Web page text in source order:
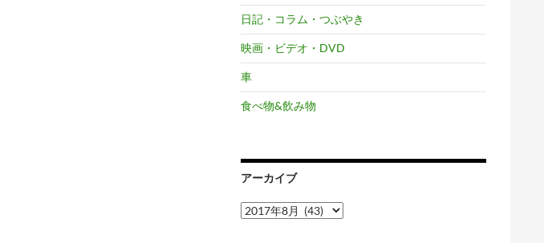
日記・コラム・つぶやき
映画・ビデオ・DVD
車
食べ物&飲み物
アーカイブ
ア
ー